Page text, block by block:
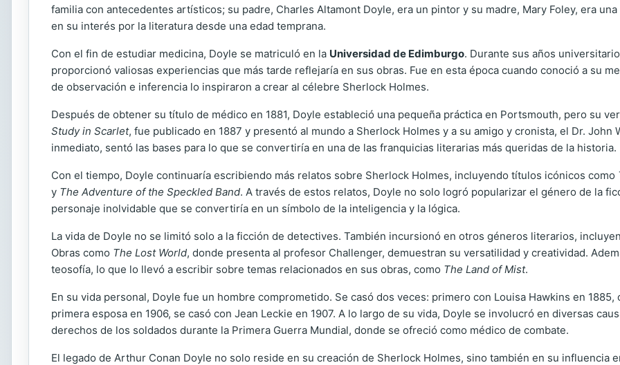
familia con antecedentes artísticos; su padre, Charles Altamont Doyle, era un pintor y su madre, Mary Foley, era
en su interés por la literatura desde una edad temprana.
Con el fin de estudiar medicina, Doyle se matriculó en la Universidad de Edimburgo. Durante sus años
proporcionó valiosas experiencias que más tarde reflejaría en sus obras. Fue en esta época cuando conoció a su
de observación e inferencia lo inspiraron a crear al célebre Sherlock Holmes.
Después de obtener su título de médico en 1881, Doyle estableció una pequeña práctica en Portsmouth, pero su
Study in Scarlet, fue publicado en 1887 y presentó al mundo a Sherlock Holmes y a su amigo y cronista, el Dr.
inmediato, sentó las bases para lo que se convertiría en una de las franquicias literarias más queridas de la historia.
Con el tiempo, Doyle continuaría escribiendo más relatos sobre Sherlock Holmes, incluyendo títulos icónicos como
y The Adventure of the Speckled Band. A través de estos relatos, Doyle no solo logró popularizar el género de la
personaje inolvidable que se convertiría en un símbolo de la inteligencia y la lógica.
La vida de Doyle no se limitó solo a la ficción de detectives. También incursionó en otros géneros literarios,
Obras como The Lost World, donde presenta al profesor Challenger, demuestran su versatilidad y creatividad.
teosofía, lo que lo llevó a escribir sobre temas relacionados en sus obras, como The Land of Mist.
En su vida personal, Doyle fue un hombre comprometido. Se casó dos veces: primero con Louisa Hawkins en
primera esposa en 1906, se casó con Jean Leckie en 1907. A lo largo de su vida, Doyle se involucró en diversas
derechos de los soldados durante la Primera Guerra Mundial, donde se ofreció como médico de combate.
El legado de Arthur Conan Doyle no solo reside en su creación de Sherlock Holmes, sino también en su influencia